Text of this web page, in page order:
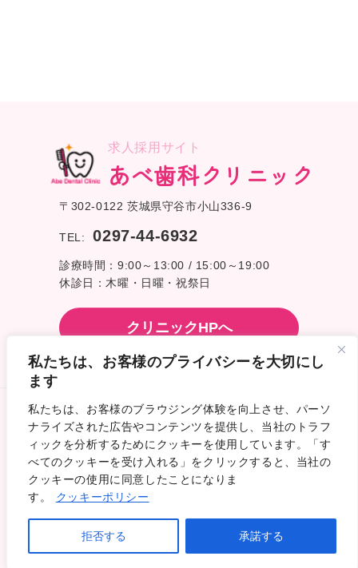
私たちは、お客様のプライバシーを大切にし
ます
私たちは、お客様のブラウジング体験を向上させ、パーソ
ナライズされた広告やコンテンツを提供し、当社のトラフ
ィックを分析するためにクッキーを使用しています。「す
べてのクッキーを受け入れる」をクリックすると、当社の
クッキーの使用に同意したことになりま
す。
クッキーポリシー
拒否する 承諾する
求人採用サイト
あべ歯科クリニック
〒302-0122 茨城県守谷市小山336-9
TEL: 0297-44-6932
診療時間：9:00～13:00 / 15:00～19:00
休診日：木曜・日曜・祝祭日
クリニックHPへ
ご挨拶
インタビュー
募集要項
見学のご案内
プライバシーポリシー